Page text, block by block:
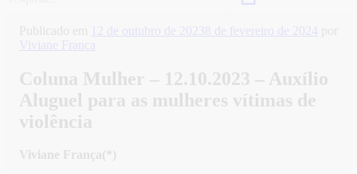
Publicado em 12 de outubro de 20238 de fevereiro de 2024 por
Viviane França
Coluna Mulher – 12.10.2023 – Auxílio
Aluguel para as mulheres vítimas de
violência
Viviane França(*)